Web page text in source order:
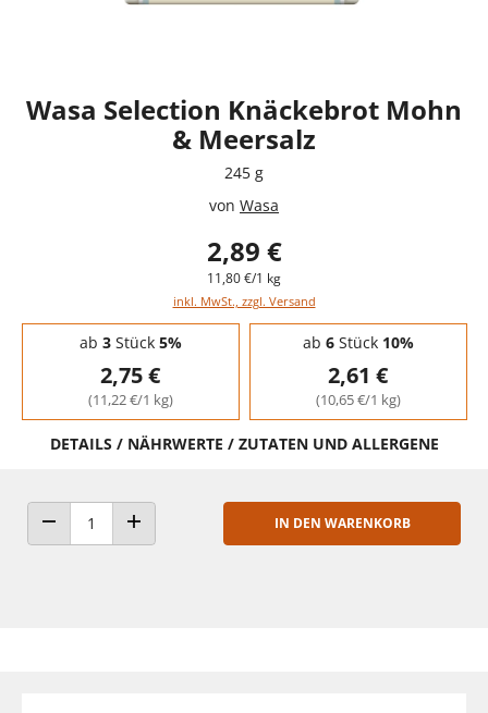
Wasa Selection Knäckebrot Mohn
& Meersalz
245 g
von Wasa
2,89 €
11,80 €/1 kg
inkl. MwSt., zzgl. Versand
Staffelpreise - Mengenrabatt
ab 3Stück 5%
2,75 €
(11,22 €/1 kg)
ab 6Stück 10%
2,61 €
(10,65 €/1 kg)
DETAILS / NÄHRWERTE / ZUTATEN UND ALLERGENE
ANZAHL VERRINGERNANZAHL ERHÖHEN
IN DEN WARENKORB